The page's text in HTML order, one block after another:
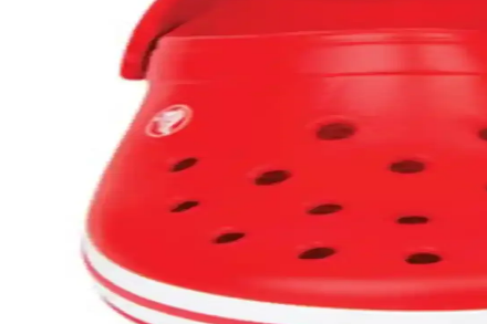
2025'te Crocs Orijinalliğini Anlama ve Sahte
2025'te Crocs orijinalliğini nasıl anlarsınız? Kalite ve özgünlük
2025'te Crocs Yüksek Taban Terliklerle Konfor ve
Crocs yüksek taban terlikler, ayak sağlığınızı desteklerken
Yeni Crocs Terlik Modelleriyle Şıklık ve Konforu Bir
Yeni Crocs terlik modelleri, geniş renk ve tasarım seçenekleriyle
Ücretsiz Crocs Terlikler ve Moda Trendleri:
Günümüz modasında rahatlık ve şıklık arayanlar için ücretsiz